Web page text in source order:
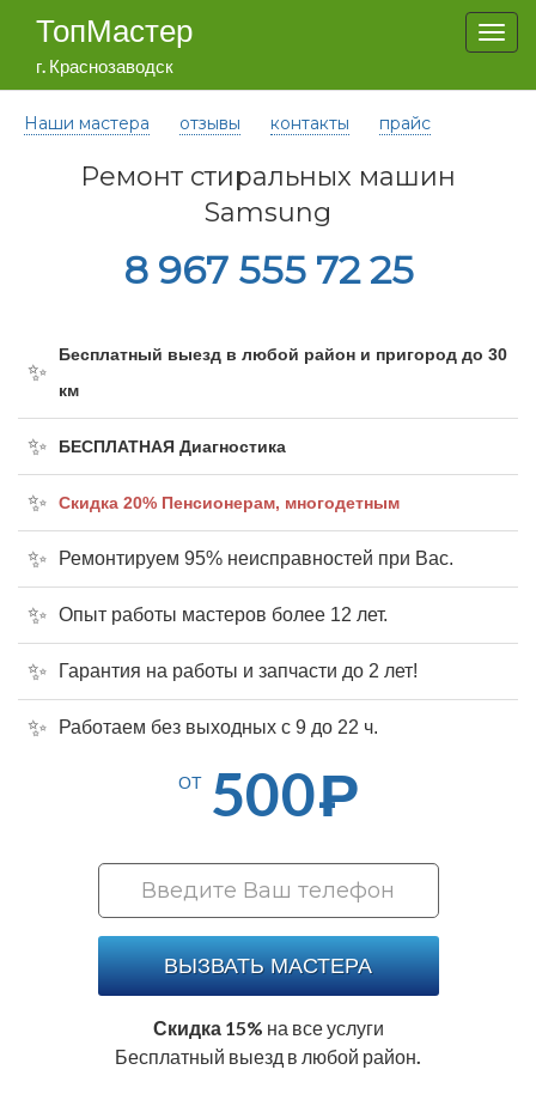
ТопМастер
г. Краснозаводск
Наши мастера отзывы контакты прайс
Ремонт стиральных машин
Samsung
8 967 555 72 25
Бесплатный выезд в любой район и пригород до 30
км
БЕСПЛАТНАЯ Диагностика
Cкидка 20% Пенсионерам, многодетным
Ремонтируем 95% неисправностей при Вас.
Опыт работы мастеров более 12 лет.
Гарантия на работы и запчасти до 2 лет!
Работаем без выходных с 9 до 22 ч.
ОТ 500Р
ВЫЗВАТЬ МАСТЕРА
Скидка 15% на все услуги
Бесплатный выезд в любой район.